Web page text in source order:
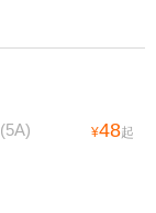
(5A) ¥48起